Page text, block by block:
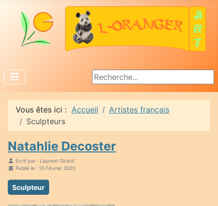
Rechercher
Vous êtes ici : Accueil
Artistes français
Sculpteurs
Natahlie Decoster
Écrit par : Laurent Girard
Publié le : 10 Février 2020
Sculpteur